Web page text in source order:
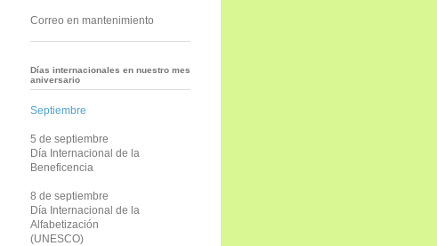
Correo en mantenimiento
Días internacionales en nuestro mes
aniversario
Septiembre
5 de septiembre
Día Internacional de la
Beneficencia
8 de septiembre
Día Internacional de la
Alfabetización
(UNESCO)